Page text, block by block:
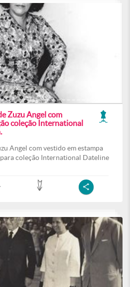
Zuzu Angel com
coleção International
Angel com vestido em estampa
coleção International Dateline